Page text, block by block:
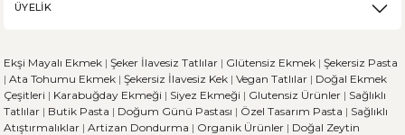
ÜYELİK
Ekşi Mayalı Ekmek | Şeker İlavesiz Tatlılar | Glütensiz Ekmek | Şekersiz Pasta
| Ata Tohumu Ekmek | Şekersiz İlavesiz Kek | Vegan Tatlılar | Doğal Ekmek
Çeşitleri | Karabuğday Ekmeği | Siyez Ekmeği | Glutensiz Ürünler | Sağlıklı
Tatlılar | Butik Pasta | Doğum Günü Pastası | Özel Tasarım Pasta | Sağlıklı
Atıştırmalıklar | Artizan Dondurma | Organik Ürünler | Doğal Zeytin